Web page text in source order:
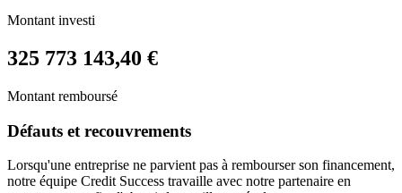
Montant investi
325 773 143,40 €
Montant remboursé
Défauts et recouvrements
Lorsqu'une entreprise ne parvient pas à rembourser son financement,
notre équipe Credit Success travaille avec notre partenaire en